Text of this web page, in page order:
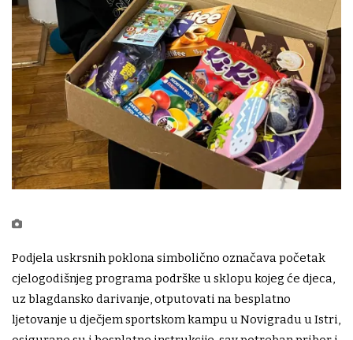
Podjela uskrsnih poklona simbolično označava početak
cjelogodišnjeg programa podrške u sklopu kojeg će djeca,
uz blagdansko darivanje, otputovati na besplatno
ljetovanje u dječjem sportskom kampu u Novigradu u Istri,